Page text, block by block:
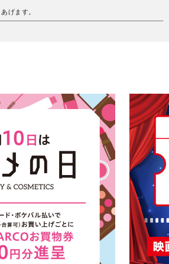
げます。